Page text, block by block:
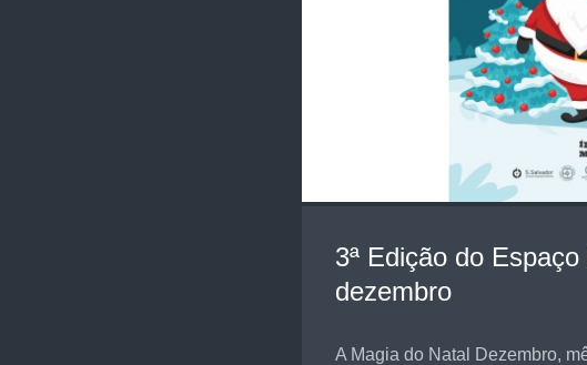
3ª Edição do
dezembro
A Magia do Natal Dezembro,